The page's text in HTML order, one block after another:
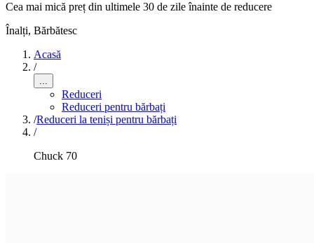
Cea mai mică preț din ultimele 30 de zile înainte de reducere
Înalți, Bărbătesc
Acasă
/
...
Reduceri
Reduceri pentru bărbați
/Reduceri la teniși pentru bărbați
/
Chuck 70